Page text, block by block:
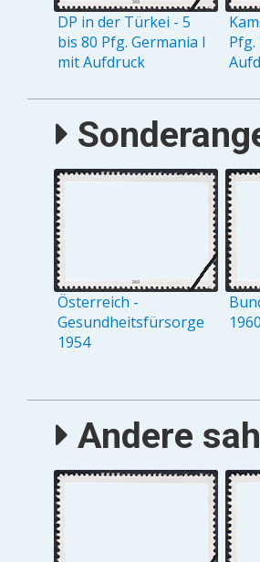
DP in der Türkei - 5
bis 80 Pfg. Germania I
mit Aufdruck
Österreich -
Gesundheitsfürsorge
1954
Andere